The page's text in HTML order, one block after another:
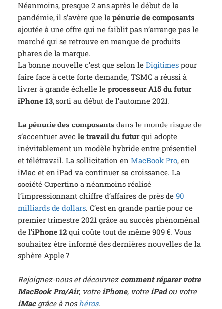
Néanmoins, presque 2 ans après le début de la
pandémie, il s’avère que la pénurie de composants
ajoutée à une offre qui ne faiblit pas n’arrange pas le
marché qui se retrouve en manque de produits
phares de la marque.
La bonne nouvelle c’est que selon le Digitimespour
faire face à cette forte demande, TSMC a réussi à
livrer à grande échelle le processeur A15 du futur
iPhone 13, sorti au début de l’automne 2021.
La pénurie des composants dans le monde risque de
s’accentuer avec le travail du futurqui adopte
inévitablement un modèle hybride entre présentiel
et télétravail. La sollicitation en MacBook Pro, en
iMac et en iPad va continuer sa croissance. La
société Cupertino a néanmoins réalisé
l’impressionnant chiffre d’affaires de près de 90
milliards de dollars. C’est en grande partie pour ce
premier trimestre 2021 grâce au succès phénoménal
de l’iPhone 12 qui coûte tout de même 909 €. Vous
souhaitez être informé des dernières nouvelles de la
sphère Apple ?
Rejoignez-nous et découvrez comment réparer votre
MacBook Pro/Air, votreiPhone, votreiPadou votre
iMacgrâce à noshéros.